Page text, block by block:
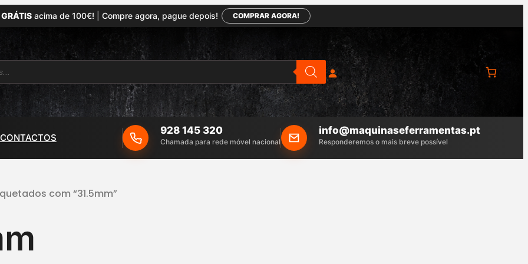
acima de 100€! Compre agora, pague depois! COMPRAR AGORA!
CONTACTOS
928 145 320
Chamada para rede móvel nacional
info@maquinaseferramentas.pt
Responderemos o mais breve possível
com “31.5mm”